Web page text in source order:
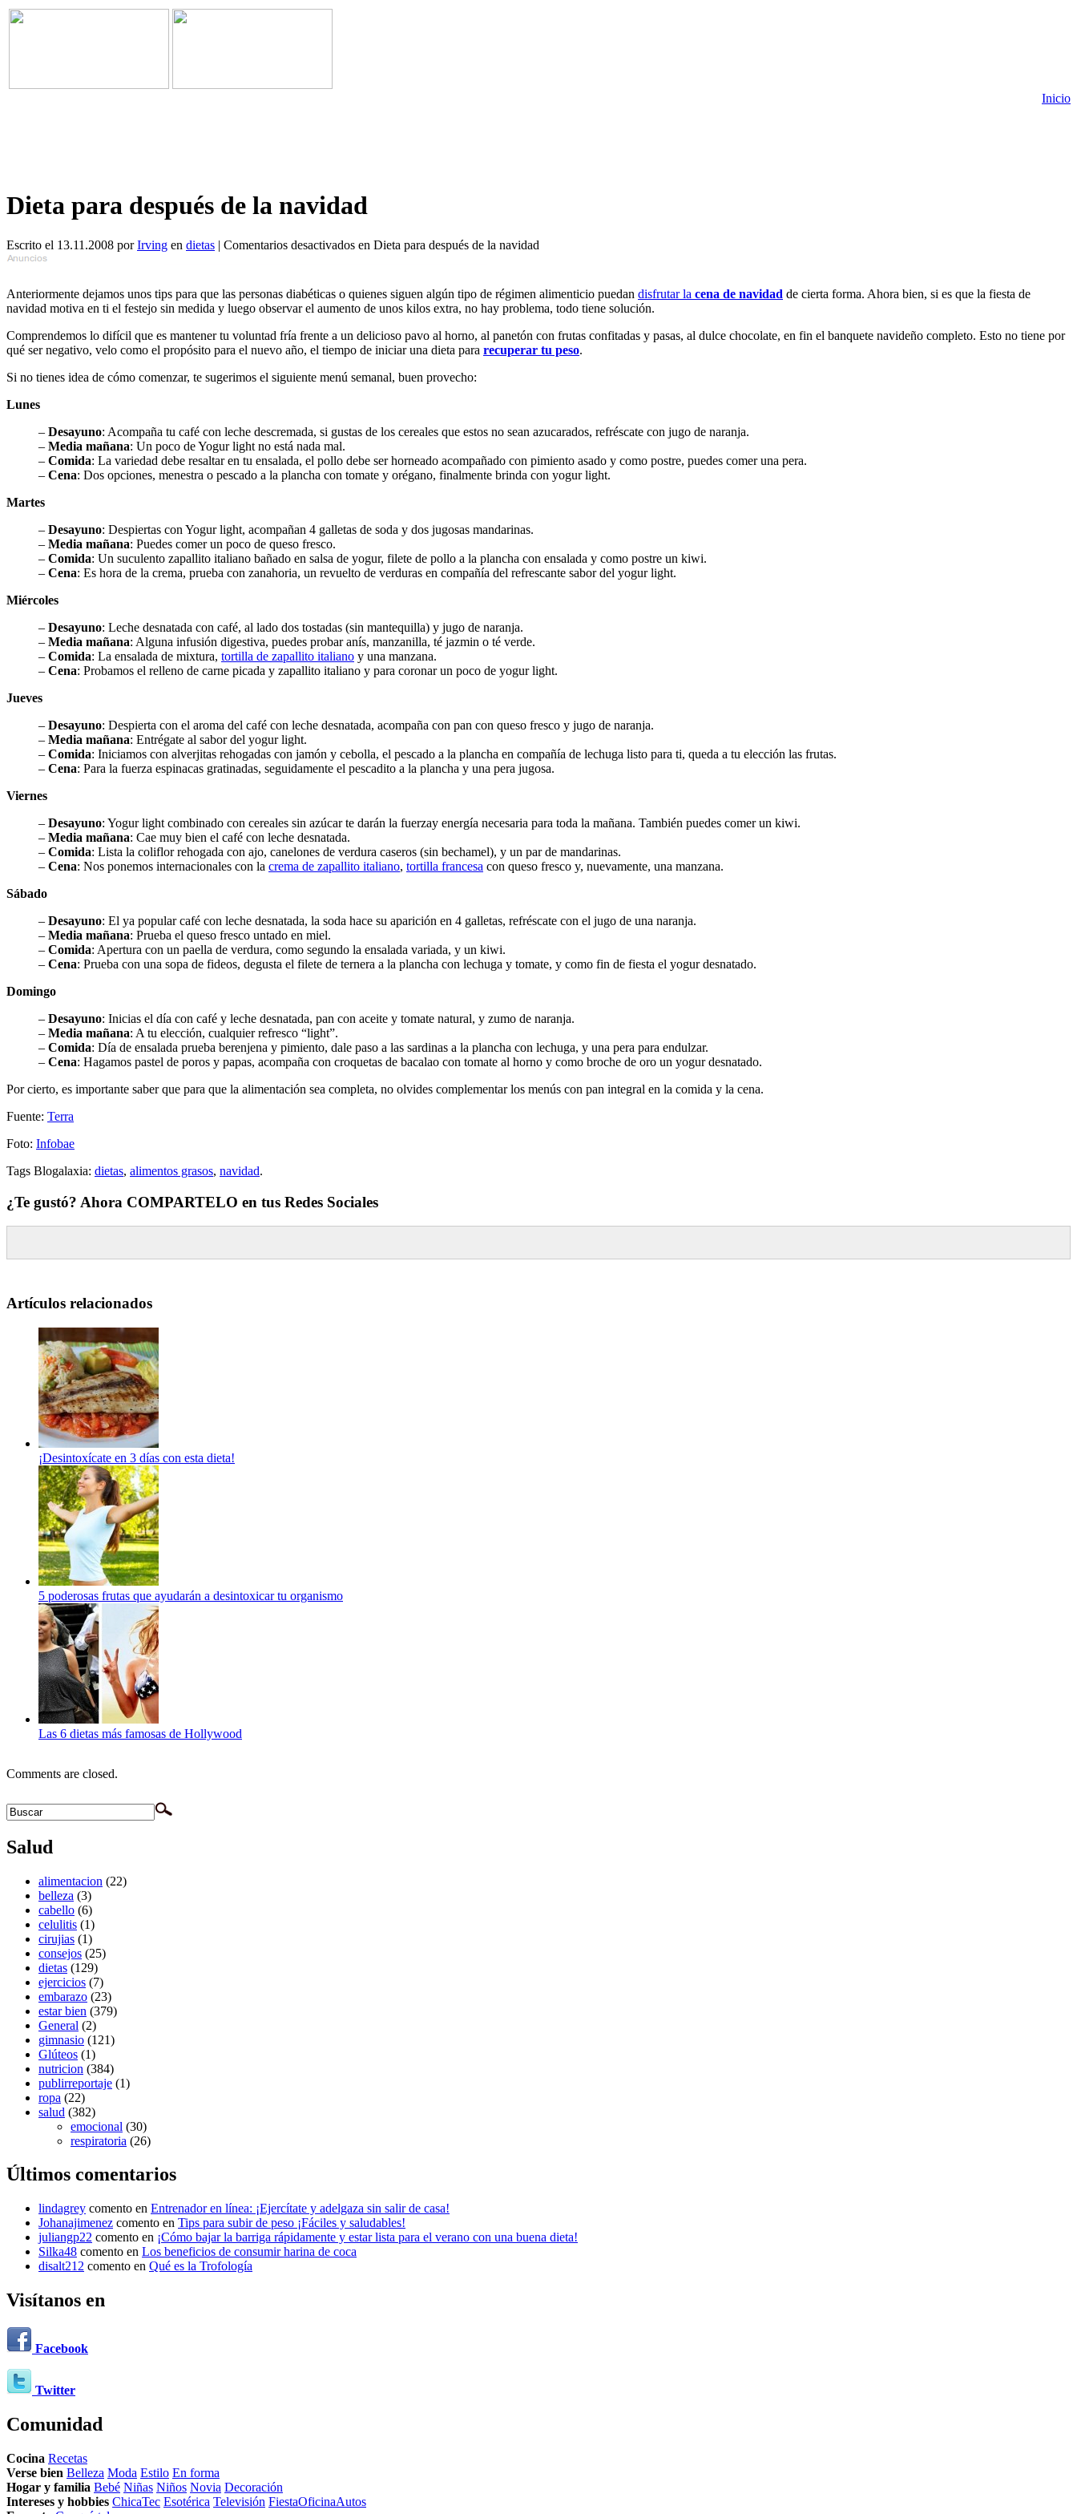
Inicio
Dieta para después de la navidad
Escrito el 13.11.2008 porIrving en dietas | Comentarios desactivados en Dieta para después de la navidad
Anteriormente dejamos unos tips para que las personas diabéticas o quienes siguen algún tipo de régimen alimenticio puedan disfrutar la cena de navidad de cierta forma. Ahora bien, si es que la fiesta de
navidad motiva en ti el festejo sin medida y luego observar el aumento de unos kilos extra, no hay problema, todo tiene solución.
Comprendemos lo difícil que es mantener tu voluntad fría frente a un delicioso pavo al horno, al panetón con frutas confitadas y pasas, al dulce chocolate, en fin el banquete navideño completo. Esto no tiene por
qué ser negativo, velo como el propósito para el nuevo año, el tiempo de iniciar una dieta para recuperar tu peso.
Si no tienes idea de cómo comenzar, te sugerimos el siguiente menú semanal, buen provecho:
Lunes
– Desayuno: Acompaña tu café con leche descremada, si gustas de los cereales que estos no sean azucarados, refréscate con jugo de naranja.
– Media mañana: Un poco de Yogur light no está nada mal.
– Comida: La variedad debe resaltar en tu ensalada, el pollo debe ser horneado acompañado con pimiento asado y como postre, puedes comer una pera.
– Cena: Dos opciones, menestra o pescado a la plancha con tomate y orégano, finalmente brinda con yogur light.
Martes
– Desayuno: Despiertas con Yogur light, acompañan 4 galletas de soda y dos jugosas mandarinas.
– Media mañana: Puedes comer un poco de queso fresco.
– Comida: Un suculento zapallito italiano bañado en salsa de yogur, filete de pollo a la plancha con ensalada y como postre un kiwi.
– Cena: Es hora de la crema, prueba con zanahoria, un revuelto de verduras en compañía del refrescante sabor del yogur light.
Miércoles
– Desayuno: Leche desnatada con café, al lado dos tostadas (sin mantequilla) y jugo de naranja.
– Media mañana: Alguna infusión digestiva, puedes probar anís, manzanilla, té jazmin o té verde.
– Comida: La ensalada de mixtura, tortilla de zapallito italiano y una manzana.
– Cena: Probamos el relleno de carne picada y zapallito italiano y para coronar un poco de yogur light.
Jueves
– Desayuno: Despierta con el aroma del café con leche desnatada, acompaña con pan con queso fresco y jugo de naranja.
– Media mañana: Entrégate al sabor del yogur light.
– Comida: Iniciamos con alverjitas rehogadas con jamón y cebolla, el pescado a la plancha en compañía de lechuga listo para ti, queda a tu elección las frutas.
– Cena: Para la fuerza espinacas gratinadas, seguidamente el pescadito a la plancha y una pera jugosa.
Viernes
– Desayuno: Yogur light combinado con cereales sin azúcar te darán la fuerzay energía necesaria para toda la mañana. También puedes comer un kiwi.
– Media mañana: Cae muy bien el café con leche desnatada.
– Comida: Lista la coliflor rehogada con ajo, canelones de verdura caseros (sin bechamel), y un par de mandarinas.
– Cena: Nos ponemos internacionales con la crema de zapallito italiano, tortilla francesa con queso fresco y, nuevamente, una manzana.
Sábado
– Desayuno: El ya popular café con leche desnatada, la soda hace su aparición en 4 galletas, refréscate con el jugo de una naranja.
– Media mañana: Prueba el queso fresco untado en miel.
– Comida: Apertura con un paella de verdura, como segundo la ensalada variada, y un kiwi.
– Cena: Prueba con una sopa de fideos, degusta el filete de ternera a la plancha con lechuga y tomate, y como fin de fiesta el yogur desnatado.
Domingo
– Desayuno: Inicias el día con café y leche desnatada, pan con aceite y tomate natural, y zumo de naranja.
– Media mañana: A tu elección, cualquier refresco “light”.
– Comida: Día de ensalada prueba berenjena y pimiento, dale paso a las sardinas a la plancha con lechuga, y una pera para endulzar.
– Cena: Hagamos pastel de poros y papas, acompaña con croquetas de bacalao con tomate al horno y como broche de oro un yogur desnatado.
Por cierto, es importante saber que para que la alimentación sea completa, no olvides complementar los menús con pan integral en la comida y la cena.
Fuente: Terra
Foto: Infobae
Tags Blogalaxia: dietas, alimentos grasos, navidad.
¿Te gustó? Ahora COMPARTELO en tus Redes Sociales
Artículos relacionados
¡Desintoxícate en 3 días con esta dieta!
5 poderosas frutas que ayudarán a desintoxicar tu organismo
Las 6 dietas más famosas de Hollywood
Comments are closed.
Salud
alimentacion (22)
belleza (3)
cabello (6)
celulitis (1)
cirujias (1)
consejos (25)
dietas (129)
ejercicios (7)
embarazo (23)
estar bien (379)
General (2)
gimnasio (121)
Glúteos (1)
nutricion (384)
publirreportaje (1)
ropa (22)
salud (382)
emocional (30)
respiratoria (26)
Últimos comentarios
lindagrey comento en Entrenador en línea: ¡Ejercítate y adelgaza sin salir de casa!
Johanajimenez comento en Tips para subir de peso ¡Fáciles y saludables!
juliangp22 comento en ¡Cómo bajar la barriga rápidamente y estar lista para el verano con una buena dieta!
Silka48 comento en Los beneficios de consumir harina de coca
disalt212 comento en Qué es la Trofología
Visítanos en
Facebook
Twitter
Comunidad
Cocina Recetas
Verse bien Belleza Moda Estilo En forma
Hogar y familia Bebé Niñas Niños Novia Decoración
Intereses y hobbies ChicaTec Esotérica Televisión FiestaOficinaAutos